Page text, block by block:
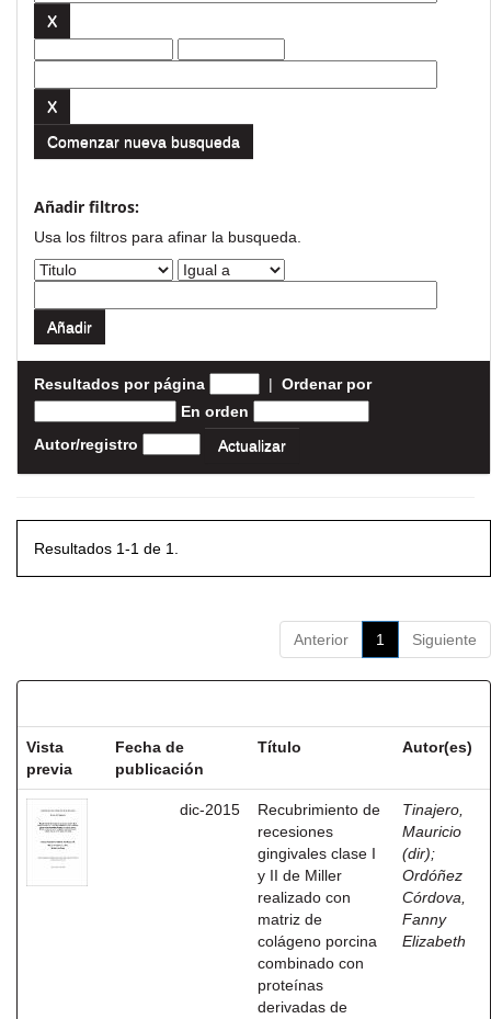
Comenzar nueva busqueda
Añadir filtros:
Usa los filtros para afinar la busqueda.
Resultados por página | Ordenar por
En orden
Autor/registro
Resultados 1-1 de 1.
Anterior 1 Siguiente
Vista
previa
Fecha de
publicación
Título Autor(es)
dic-2015
Recubrimiento de
recesiones
gingivales clase I
y II de Miller
realizado con
matriz de
colágeno porcina
combinado con
proteínas
derivadas de
Tinajero,
Mauricio
(dir);
Ordóñez
Córdova,
Fanny
Elizabeth